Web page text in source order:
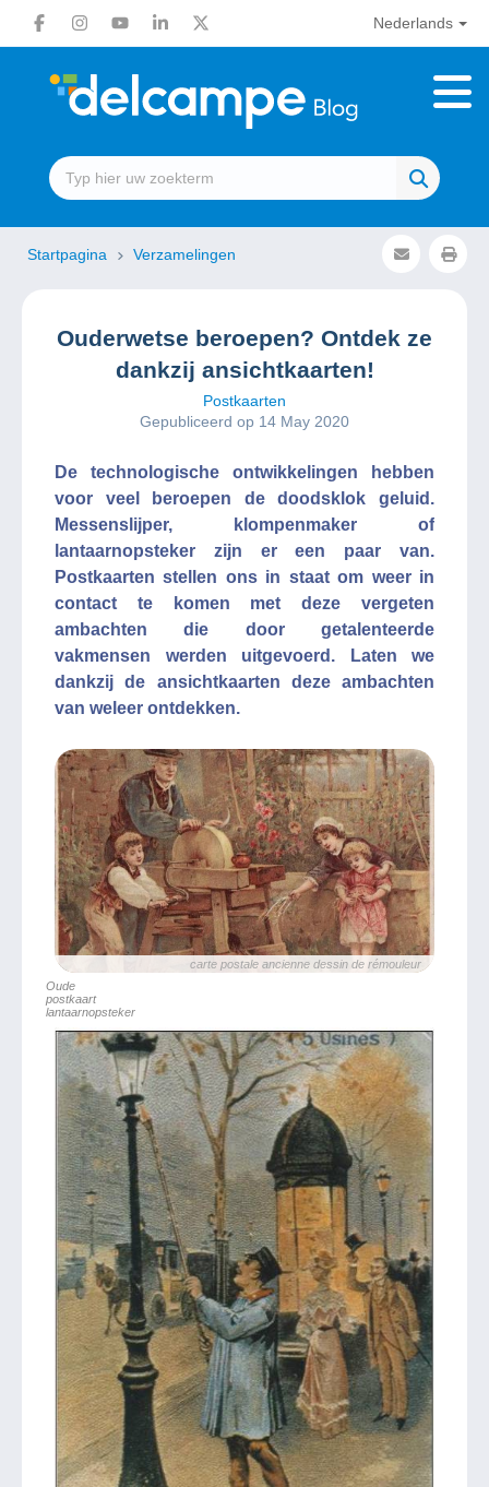
Nederlands
Startpagina Verzamelingen
Ouderwetse beroepen? Ontdek ze
dankzij ansichtkaarten!
Postkaarten
Gepubliceerd op 14 May 2020
De technologische ontwikkelingen hebben
voor veel beroepen de doodsklok geluid.
Messenslijper, klompenmaker of
lantaarnopsteker zijn er een paar van.
Postkaarten stellen ons in staat om weer in
contact te komen met deze vergeten
ambachten die door getalenteerde
vakmensen werden uitgevoerd. Laten we
dankzij de ansichtkaarten deze ambachten
van weleer ontdekken.
carte postale ancienne dessin de rémouleur
Oude
postkaart
lantaarnopsteker